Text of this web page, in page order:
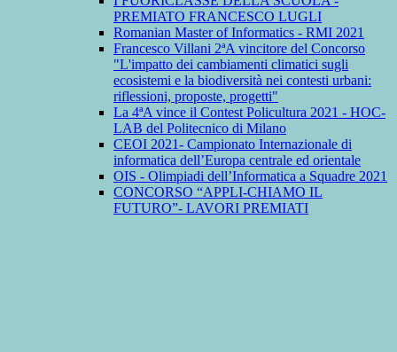
PREMIATO FRANCESCO LUGLI
Romanian Master of Informatics - RMI 2021
Francesco Villani 2ªA vincitore del Concorso
"L'impatto dei cambiamenti climatici sugli
ecosistemi e la biodiversità nei contesti urbani:
riflessioni, proposte, progetti"
La 4ªA vince il Contest Policultura 2021 - HOC-
LAB del Politecnico di Milano
CEOI 2021- Campionato Internazionale di
informatica dell’Europa centrale ed orientale
OIS - Olimpiadi dell’Informatica a Squadre 2021
CONCORSO “APPLI-CHIAMO IL
FUTURO”- LAVORI PREMIATI